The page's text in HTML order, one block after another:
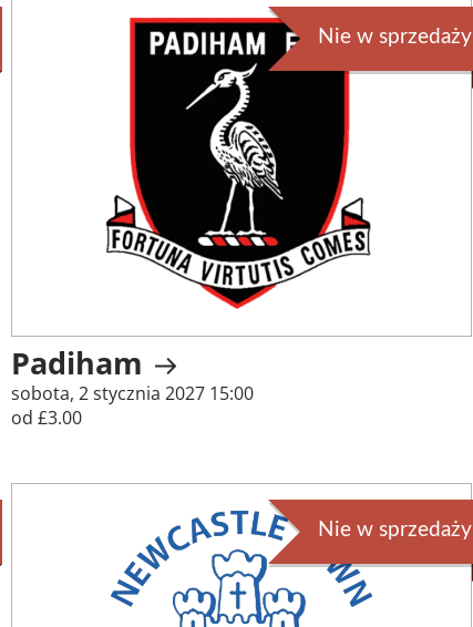
Nie w sprzedaży
Padiham
sobota, 2 stycznia 2027 15:00
od £3.00
Nie w sprzedaży